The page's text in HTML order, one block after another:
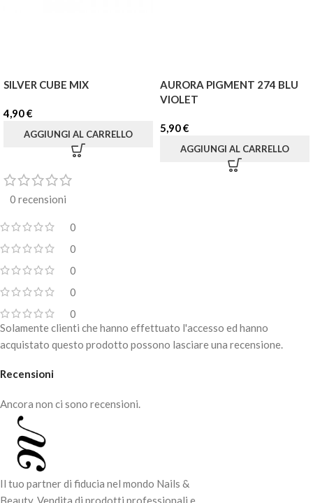
SILVER CUBE MIX
4,90€
AGGIUNGI AL CARRELLO
AURORA PIGMENT 274 BLU
VIOLET
5,90€
AGGIUNGI AL CARRELLO
0 recensioni
0
0
0
0
0
Recensioni
Ancora non ci sono recensioni.
Solamente clienti che hanno effettuato l'accesso ed hanno
acquistato questo prodotto possono lasciare una recensione.
Il tuo partner di fiducia nel mondo Nails &
Beauty. Vendita di prodotti professionali e